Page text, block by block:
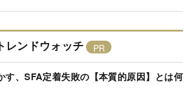
レンドウォッチ
す、SFA定着失敗の【本質的原因】とは何